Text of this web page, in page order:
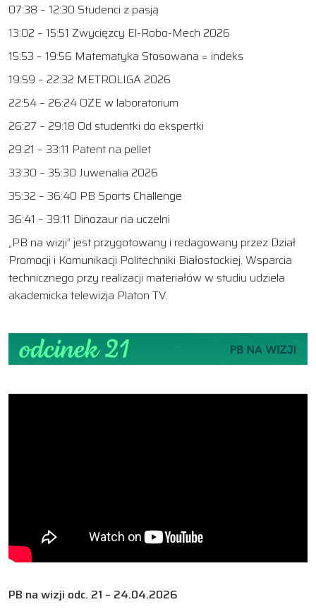
07:38 – 12:30 Studenci z pasją
13:02 – 15:51 Zwycięzcy El-Robo-Mech 2026
15:53 – 19:56 Matematyka Stosowana = indeks
19:59 – 22:32 METROLIGA 2026
22:54 – 26:24 OZE w laboratorium
26:27 – 29:18 Od studentki do ekspertki
29:21 – 33:11 Patent na pellet
33:30 – 35:30 Juwenalia 2026
35:32 – 36:40 PB Sports Challenge
36:41 – 39:11 Dinozaur na uczelni
„PB na wizji” jest przygotowany i redagowany przez Dział
Promocji i Komunikacji Politechniki Białostockiej. Wsparcia
technicznego przy realizacji materiałów w studiu udziela
akademicka telewizja Platon TV.
PB na wizji odc. 21 – 24.04.2026